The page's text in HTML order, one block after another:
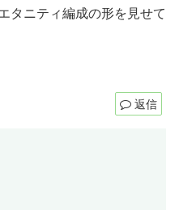
タニティ編成の形を見せて
返信